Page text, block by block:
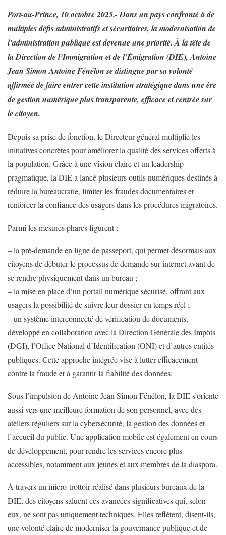
Port-au-Prince, 10 octobre 2025.- Dans un pays confronté à de
multiples défis administratifs et sécuritaires, la modernisation de
l’administration publique est devenue une priorité. À la tête de
la Direction de l’Immigration et de l’Émigration (DIE), Antoine
Jean Simon Antoine Fénélon se distingue par sa volonté
affirmée de faire entrer cette institution stratégique dans une ère
de gestion numérique plus transparente, efficace et centrée sur
le citoyen.
Depuis sa prise de fonction, le Directeur général multiplie les
initiatives concrètes pour améliorer la qualité des services offerts à
la population. Grâce à une vision claire et un leadership
pragmatique, la DIE a lancé plusieurs outils numériques destinés à
réduire la bureaucratie, limiter les fraudes documentaires et
renforcer la confiance des usagers dans les procédures migratoires.
Parmi les mesures phares figurent :
– la pré-demande en ligne de passeport, qui permet désormais aux
citoyens de débuter le processus de demande sur internet avant de
se rendre physiquement dans un bureau ;
– la mise en place d’un portail numérique sécurisé, offrant aux
usagers la possibilité de suivre leur dossier en temps réel ;
– un système interconnecté de vérification de documents,
développé en collaboration avec la Direction Générale des Impôts
(DGI), l’Office National d’Identification (ONI) et d’autres entités
publiques. Cette approche intégrée vise à lutter efficacement
contre la fraude et à garantir la fiabilité des données.
Sous l’impulsion de Antoine Jean Simon Fénélon, la DIE s’oriente
aussi vers une meilleure formation de son personnel, avec des
ateliers réguliers sur la cybersécurité, la gestion des données et
l’accueil du public. Une application mobile est également en cours
de développement, pour rendre les services encore plus
accessibles, notamment aux jeunes et aux membres de la diaspora.
À travers un micro-trottoir réalisé dans plusieurs bureaux de la
DIE, des citoyens saluent ces avancées significatives qui, selon
eux, ne sont pas uniquement techniques. Elles reflètent, disent-ils,
une volonté claire de moderniser la gouvernance publique et de